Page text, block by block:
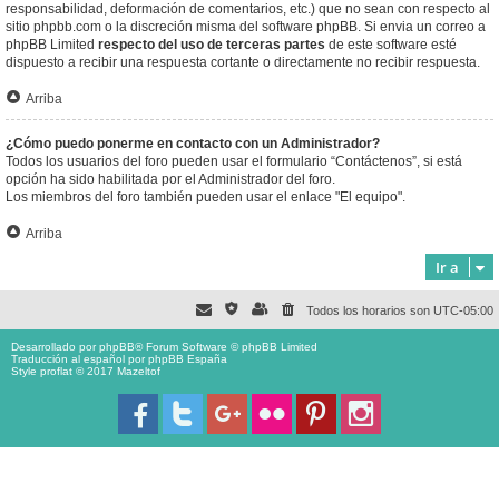
responsabilidad, deformación de comentarios, etc.) que no sean con respecto al
sitio phpbb.com o la discreción misma del software phpBB. Si envia un correo a
phpBB Limited respecto del uso de terceras partes de este software esté
dispuesto a recibir una respuesta cortante o directamente no recibir respuesta.
Arriba
¿Cómo puedo ponerme en contacto con un Administrador?
Todos los usuarios del foro pueden usar el formulario “Contáctenos”, si está
opción ha sido habilitada por el Administrador del foro.
Los miembros del foro también pueden usar el enlace "El equipo".
Arriba
Ir a
Todos los horarios son UTC-05:00
Desarrollado porphpBB® Forum Software © phpBB Limited
Traducción al español porphpBB España
Style proflat © 2017 Mazeltof